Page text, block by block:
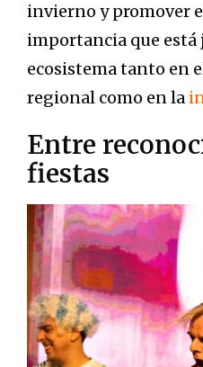
invierno y promover
importancia que está
ecosistema tanto en
regional como en la
Entre
fiestas